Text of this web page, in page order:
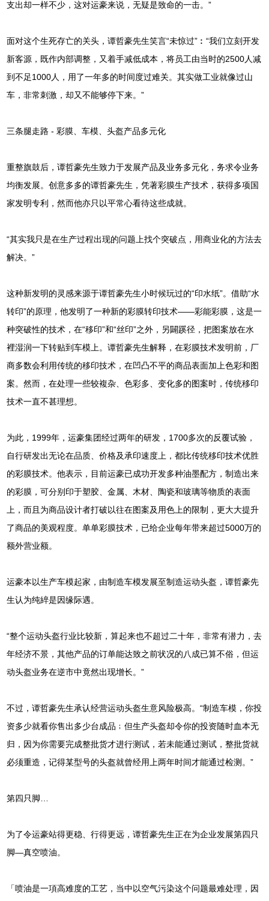
支出却一样不少，这对运豪来说，无疑是致命的一击。”
面对这个生死存亡的关头，谭哲豪先生笑言“未惊过”︰“我们立刻开发
新客源，既作内部调整，又着手减低成本，将员工由当时的2500人减
到不足1000人，用了一年多的时间度过难关。其实做工业就像过山
车，非常刺激，却又不能够停下来。”
三条腿走路 - 彩膜、车模、头盔产品多元化
重整旗鼓后，谭哲豪先生致力于发展产品及业务多元化，务求令业务
均衡发展。创意多多的谭哲豪先生，凭著彩膜生产技术，获得多项国
家发明专利，然而他亦只以平常心看待这些成就。
“其实我只是在生产过程出现的问题上找个突破点，用商业化的方法去
解决。”
这种新发明的灵感来源于谭哲豪先生小时候玩过的“印水纸”。借助“水
转印”的原理，他发明了一种新的彩膜转印技术——彩能彩膜，这是一
种突破性的技术，在“移印”和“丝印”之外，另闢蹊径，把图案放在水
裡湿润一下转贴到车模上。谭哲豪先生解释，在彩膜技术发明前，厂
商多数会利用传统的移印技术，在凹凸不平的商品表面加上色彩和图
案。然而，在处理一些较複杂、色彩多、变化多的图案时，传统移印
技术一直不甚理想。
为此，1999年，运豪集团经过两年的研发，1700多次的反覆试验，
自行研发出无论在品质、价格及承印速度上，都比传统移印技术优胜
的彩膜技术。他表示，目前运豪已成功开发多种油墨配方，制造出来
的彩膜，可分别印于塑胶、金属、木材、陶瓷和玻璃等物质的表面
上，而且为商品设计者打破以往在图案及用色上的限制，更大大提升
了商品的美观程度。单单彩膜技术，已给企业每年带来超过5000万的
额外营业额。
运豪本以生产车模起家，由制造车模发展至制造运动头盔，谭哲豪先
生认为纯綷是因缘际遇。
“整个运动头盔行业比较新，算起来也不超过二十年，非常有潜力，去
年经济不景，其他产品的订单能达致之前状况的八成已算不俗，但运
动头盔业务在逆市中竟然出现增长。”
不过，谭哲豪先生承认经营运动头盔生意风险极高。“制造车模，你投
资多少就看你售出多少台成品﹔但生产头盔却令你的投资随时血本无
归，因为你需要完成整批货才进行测试，若未能通过测试，整批货就
必须重造，记得某型号的头盔就曾经用上两年时间才能通过检测。”
第四只脚…
为了令运豪站得更稳、行得更远，谭哲豪先生正在为企业发展第四只
脚—真空喷油。
「喷油是一項高难度的工艺，当中以空气污染这个问题最难处理，因